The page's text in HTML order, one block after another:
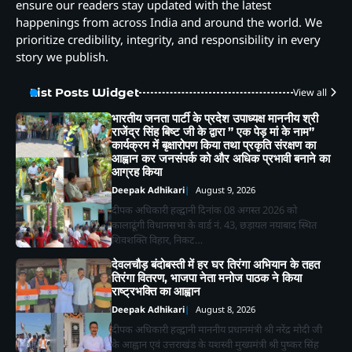
ensure our readers stay updated with the latest
happenings from across India and around the world. We
prioritize credibility, integrity, and responsibility in every
story we publish.
List Posts Widget View all
भारतीय जनता पार्टी के प्रदेश उपाध्यक्ष माननीय श्री
राजेंद्र सिंह बिष्ट जी के द्वारा ” एक पेड़ मां के नाम”
कार्यक्रम में बृक्षारोपण किया तथा प्रकृति संरक्षण का
आह्वान कर जनसंपर्क को और अधिक प्रभावी बनाने का
आग्रह किया
Deepak Adhikari August 9, 2026
दीपक अधिकारी हल्द्वानी दिनांक 08 अगस्त 2026 को
कालाढूंगी विधानसभा के वार्ड नं. 43, छड़ायल नयाबाद स्थित
शिवशक्ति विहार, निकट…
देवलचौड़ बंदोबस्ती में हर घर तिरंगा अभियान के तहत
तिरंगा वितरण, भाजपा नेता मनोज पाठक ने किया
राष्ट्रभक्ति का आह्वान
Deepak Adhikari August 8, 2026
दीपक अधिकारी हल्द्वानी माननीय प्रधानमंत्री श्री नरेंद्र मोदी जी
के आह्वान एवं उत्तराखंड के यशस्वी मुख्यमंत्री श्री पुष्कर सिंह